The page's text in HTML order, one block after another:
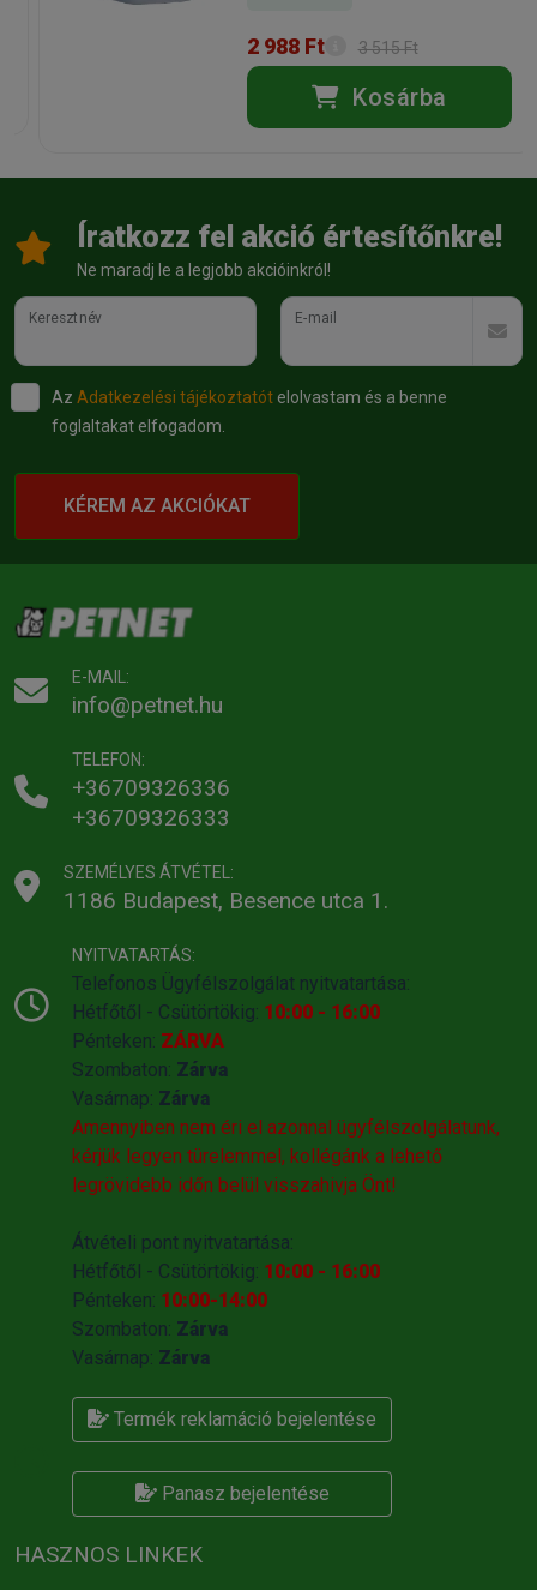
4kg / Zsák
Nettó ár:
Törékeny:Nem
Állatorvosi:
2 988 Ft 3 515 Ft
Kosárba
Íratkozz fel akció értesítőnkre!
Ne maradj le a legjobb akcióinkról!
Keresztnév E-mail
Az Adatkezelési tájékoztatót elolvastam és a benne
foglaltakat elfogadom.
KÉREM AZ AKCIÓKAT
E-MAIL:
info@petnet.hu
TELEFON:
+36709326336
+36709326333
SZEMÉLYES ÁTVÉTEL:
1186 Budapest, Besence utca 1.
NYITVATARTÁS:
Telefonos Ügyfélszolgálat nyitvatartása:
Hétfőtől - Csütörtökig: 10:00 - 16:00
Pénteken: ZÁRVA
Szombaton: Zárva
Vasárnap: Zárva
Amennyiben nem éri el azonnal ügyfélszolgálatunk,
kérjük legyen türelemmel, kollégánk a lehető
legrövidebb időn belül visszahivja Önt!
Átvételi pont nyitvatartása:
Hétfőtől - Csütörtökig: 10:00 - 16:00
Pénteken: 10:00-14:00
Szombaton: Zárva
Vasárnap: Zárva
Termék reklamáció bejelentése
Panasz bejelentése
HASZNOS LINKEK